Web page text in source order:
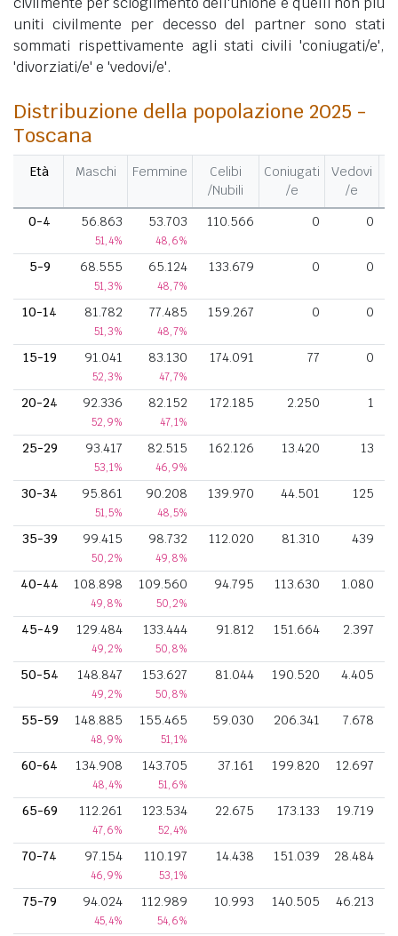
uniti civilmente per decesso del partner sono stati
sommati rispettivamente agli stati civili 'coniugati/e',
'divorziati/e' e 'vedovi/e'.
Distribuzione della popolazione 2025 -
Toscana
Età Maschi Femmine
Celibi
/Nubili
Coniugati
/e
Vedovi
/e
0-4 56.863
51,4%
53.703
48,6%
110.566 0 0
5-9 68.555
51,3%
65.124
48,7%
133.679 0 0
10-14 81.782
51,3%
77.485
48,7%
159.267 0 0
15-19 91.041
52,3%
83.130
47,7%
174.091 77 0
20-24 92.336
52,9%
82.152
47,1%
172.185 2.250 1
25-29 93.417
53,1%
82.515
46,9%
162.126 13.420 13
30-34 95.861
51,5%
90.208
48,5%
139.970 44.501 125
35-39 99.415
50,2%
98.732
49,8%
112.020 81.310 439
40-44 108.898
49,8%
109.560
50,2%
94.795 113.630 1.080
45-49 129.484
49,2%
133.444
50,8%
91.812 151.664 2.397
50-54 148.847
49,2%
153.627
50,8%
81.044 190.520 4.405
55-59 148.885
48,9%
155.465
51,1%
59.030 206.341 7.678
60-64 134.908
48,4%
143.705
51,6%
37.161 199.820 12.697
65-69 112.261
47,6%
123.534
52,4%
22.675 173.133 19.719
70-74 97.154
46,9%
110.197
53,1%
14.438 151.039 28.484
75-79 94.024
45,4%
112.989
54,6%
10.993 140.505 46.213